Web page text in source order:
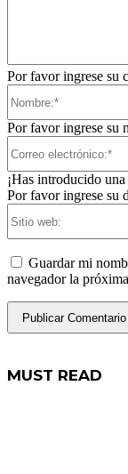
Por favor ingrese su
Por favor ingrese su
¡Has introducido
Por favor ingrese su
Guardar mi
navegador la
MUST READ